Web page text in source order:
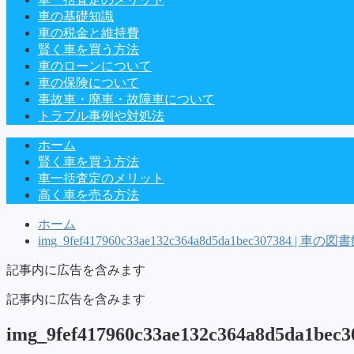
車の基礎知識
車の税金と維持費
賢く車を買う方法
車のローンについて
車の保険について
事故車・廃車・故障車について
トラブル事例や対処法
ホーム
賢く車を買う方法
車一括査定のメリット
高く車を売る方法
ホーム
img_9fef417960c33ae132c364a8d5da1bec307384 | 車の図
記事内に広告を含みます
記事内に広告を含みます